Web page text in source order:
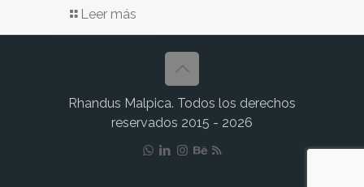
Leer más
Rhandus Malpica. Todos los derechos
reservados 2015 - 2026